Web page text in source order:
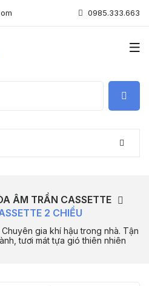
0985.333.663
ÂM TRẦN CASSETTE
2 CHIỀU
gia khí hậu trong nhà. Tận
tươi mát tựa gió thiên nhiên